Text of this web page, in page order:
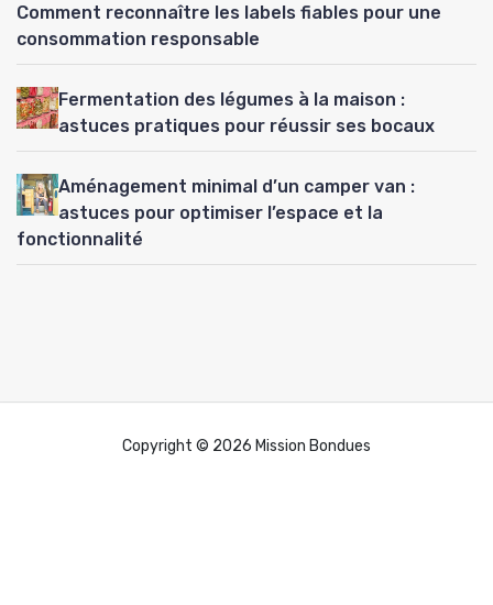
Comment reconnaître les labels fiables pour une
consommation responsable
Fermentation des légumes à la maison :
astuces pratiques pour réussir ses bocaux
Aménagement minimal d’un camper van :
astuces pour optimiser l’espace et la
fonctionnalité
Copyright © 2026 Mission Bondues